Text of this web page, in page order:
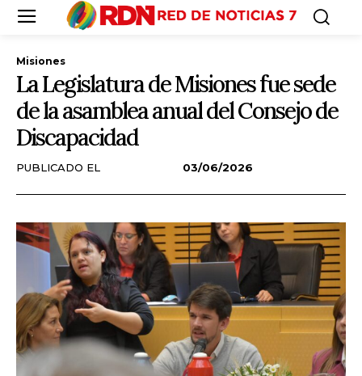
Misiones
La Legislatura de Misiones fue sede
de la asamblea anual del Consejo de
Discapacidad
PUBLICADO EL 03/06/2026